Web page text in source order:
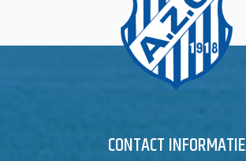
CONTACT INFORMATIE